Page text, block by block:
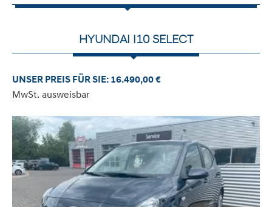
HYUNDAI I10 SELECT
UNSER PREIS FÜR SIE: 16.490,00 €
MwSt. ausweisbar